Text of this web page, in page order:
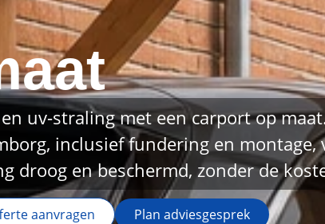
uv-straling met een carport op
inclusief fundering en
droog en beschermd, zonder de
aanvragen Plan adviesgesprek